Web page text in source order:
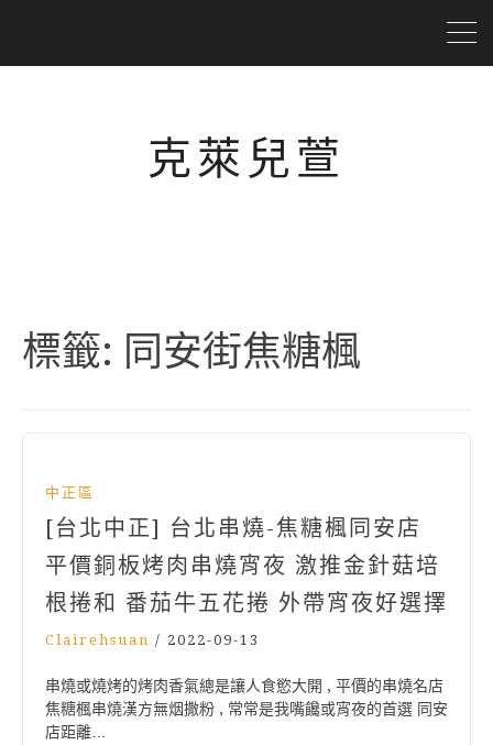
克萊兒萱
標籤: 同安街焦糖楓
中正區
[台北中正] 台北串燒-焦糖楓同安店
平價銅板烤肉串燒宵夜 激推金針菇培
根捲和 番茄牛五花捲 外帶宵夜好選擇
Clairehsuan / 2022-09-13
串燒或燒烤的烤肉香氣總是讓人食慾大開 , 平價的串燒名店
焦糖楓串燒漢方無烟撒粉 , 常常是我嘴饞或宵夜的首選 同安
店距離…